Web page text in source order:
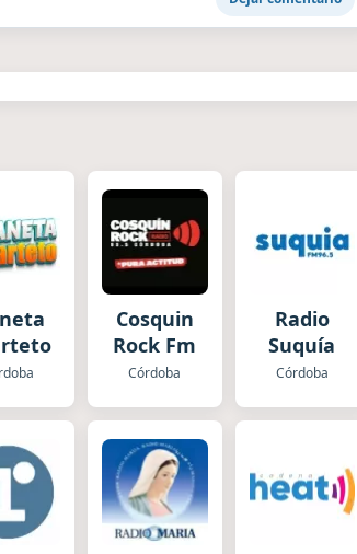
Cosquin
Rock Fm
Córdoba
Radio
Suquía
Córdoba